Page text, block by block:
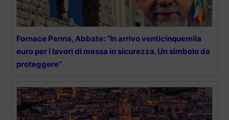
Fornace Penna, Abbate: “In arrivo venticinquemila
euro per i lavori di messa in sicurezza. Un simbolo da
proteggere”